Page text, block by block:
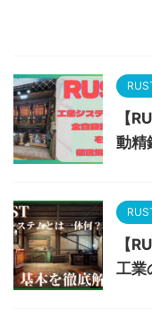
【
動精
【
工業